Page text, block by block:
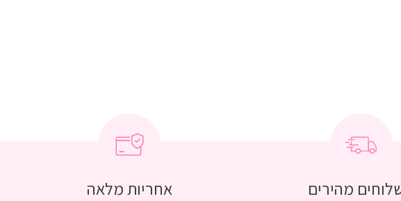
מהירים אחריות מלאה